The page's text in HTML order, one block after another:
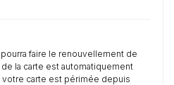
faire le renouvellement de
la carte est automatiquement
carte est périmée depuis